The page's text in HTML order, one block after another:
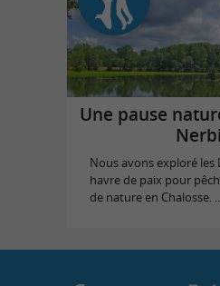
Une pause
Nous avons exploré les
havre de paix pour
de nature en Chalosse.